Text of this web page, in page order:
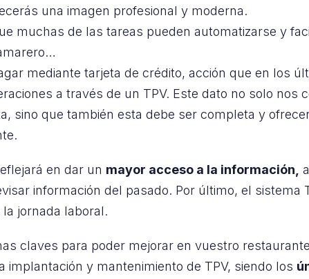
una imagen profesional y moderna.
muchas de las tareas pueden automatizarse y
mediante tarjeta de crédito, acción que en los
a través de un TPV. Este dato no solo nos
sino que también esta debe ser completa y
en dar un mayor acceso a la información,
información del pasado. Por último, el sistema
jornada laboral.
claves para poder mejorar en vuestro
y mantenimiento de TPV, siendo los